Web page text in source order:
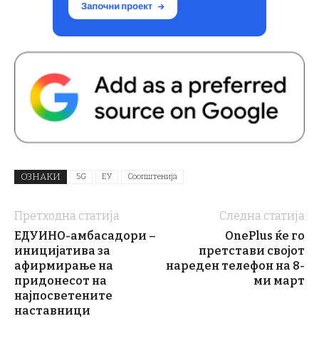
ОЗНАКИ 5G ЕУ Соопштенија
Претходна статија
ЕДУИНО-амбасадори –
иницијатива за
афирмирање на
придонесот на
најпосветените
наставници
Следна статија
OnePlus ќе го
претстави својот
нареден телефон на 8-
ми март